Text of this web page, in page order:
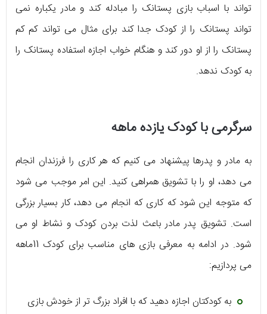
تواند با اسباب بازی پستانک را مبادله کند و مادر یکباره نمی
تواند پستانک را از کودک جدا کند برای مثال می تواند کم کم
پستانک را از او دور کند و هنگام خواب اجازه استفاده پستانک را
به کودک ندهد.
سرگرمی با کودک یازده ماهه
به مادر و پدرها پیشنهاد می کنیم که هر کاری را فرزندان انجام
می دهد، او را با تشویق همراهی کنید. این امر موجب می شود
که متوجه این شود که کاری که انجام می دهد، کار بسیار بزرگی
است. تشویق پدر مادر باعث لذت بردن کودک و نشاط او می
شود. در ادامه به معرفی بازی های مناسب برای کودک 11ماهه
می پردازیم:
به کودکتان اجازه دهید که با افراد بزرگ تر از خودش بازی